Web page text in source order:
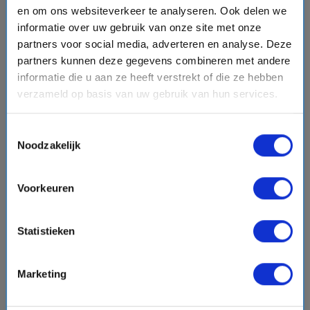
en om ons websiteverkeer te analyseren. Ook delen we
informatie over uw gebruik van onze site met onze
partners voor social media, adverteren en analyse. Deze
partners kunnen deze gegevens combineren met andere
informatie die u aan ze heeft verstrekt of die ze hebben
verzameld op basis van uw gebruik van hun services.
Noodzakelijk
Voorkeuren
Statistieken
Marketing
8 daagse Dubai & Emiraten cruise met de Costa
Smeralda
Costa Cruises
starstarstar starstar_border
eventvan: 03-01-2027 - Tot: 10-01-2027
schedule8 dagen place Dubai & Emiraten
#Familiecruises